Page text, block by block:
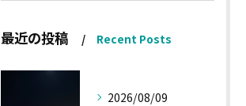
最近の投稿 Recent Posts
2026/08/09